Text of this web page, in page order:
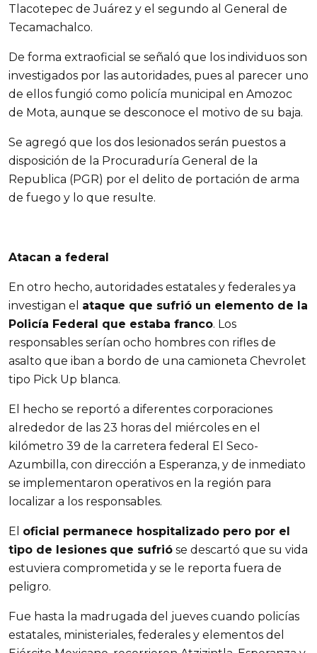
Tlacotepec de Juárez y el segundo al General de
Tecamachalco.
De forma extraoficial se señaló que los individuos son
investigados por las autoridades, pues al parecer uno
de ellos fungió como policía municipal en Amozoc
de Mota, aunque se desconoce el motivo de su baja.
Se agregó que los dos lesionados serán puestos a
disposición de la Procuraduría General de la
Republica (PGR) por el delito de portación de arma
de fuego y lo que resulte.
Atacan a federal
En otro hecho, autoridades estatales y federales ya
investigan el ataque que sufrió un elemento de la
Policía Federal que estaba franco. Los
responsables serían ocho hombres con rifles de
asalto que iban a bordo de una camioneta Chevrolet
tipo Pick Up blanca.
El hecho se reportó a diferentes corporaciones
alrededor de las 23 horas del miércoles en el
kilómetro 39 de la carretera federal El Seco-
Azumbilla, con dirección a Esperanza, y de inmediato
se implementaron operativos en la región para
localizar a los responsables.
El oficial permanece hospitalizado pero por el
tipo de lesiones que sufrió se descartó que su vida
estuviera comprometida y se le reporta fuera de
peligro.
Fue hasta la madrugada del jueves cuando policías
estatales, ministeriales, federales y elementos del